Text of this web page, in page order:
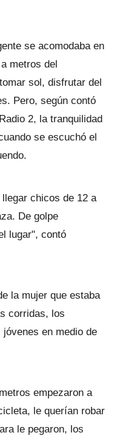
se acomodaba en
metros del
sol, disfrutar del
Pero, según contó
2, la tranquilidad
se escuchó el
chicos de 12 a
De golpe
lugar", contó
la mujer que estaba
corridas, los
en medio de
empezaron a
le querían robar
le pegaron, los